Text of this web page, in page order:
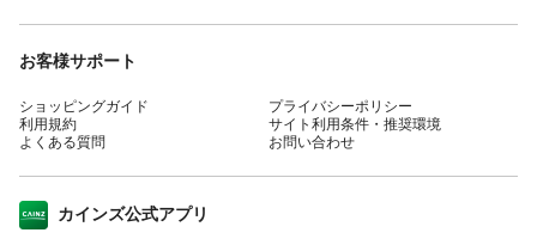
お客様サポート
ショッピングガイド
利用規約
よくある質問
プライバシーポリシー
サイト利用条件・推奨環境
お問い合わせ
カインズ公式アプリ